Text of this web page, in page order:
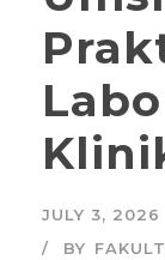
JULY 3, 2026
BY